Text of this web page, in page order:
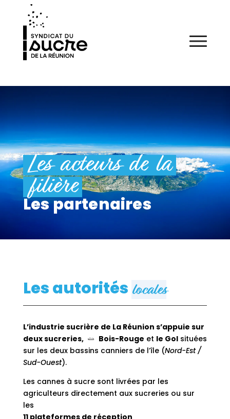
Les acteurs de la
filière
Les partenaires
Les autorités locales
L’industrie sucrière de La Réunion s’appuie sur
deux sucreries,
Bois-Rouge et le Golsituées
sur les deux bassins canniers de l’île (Nord-Est /
Sud-Ouest).
Les cannes à sucre sont livrées par les
agriculteurs directement aux sucreries ou sur
les
11 plateformes de réception